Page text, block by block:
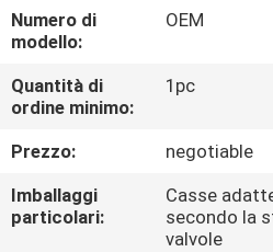
FATORY
TOUR
CONTROLLO
DI
QUALITÀ
Numero di
modello:
OEM
Quantità di
ordine minimo:
1pc
Prezzo:
negotiable
Imballaggi
particolari:
Casse
secondo la
valvole